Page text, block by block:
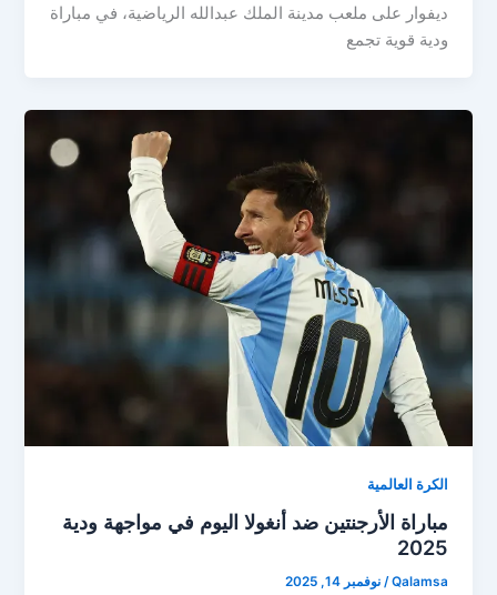
ديفوار على ملعب مدينة الملك عبدالله الرياضية، في مباراة
ودية قوية تجمع
الكرة العالمية
مباراة الأرجنتين ضد أنغولا اليوم في مواجهة ودية
2025
Qalamsa
/نوفمبر 14, 2025